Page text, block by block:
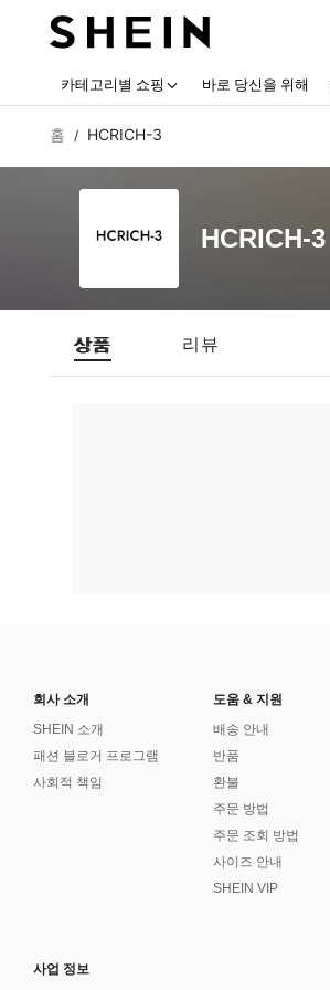
카테고리별 쇼핑 바로 당신을 위해
홈 / HCRICH-3
HCRICH-3
상품 리뷰
회사 소개
SHEIN 소개
패션 블로거 프로그램
사회적 책임
도움 & 지원
배송 안내
반품
환불
주문 방법
주문 조회 방법
사이즈 안내
SHEIN VIP
사업 정보